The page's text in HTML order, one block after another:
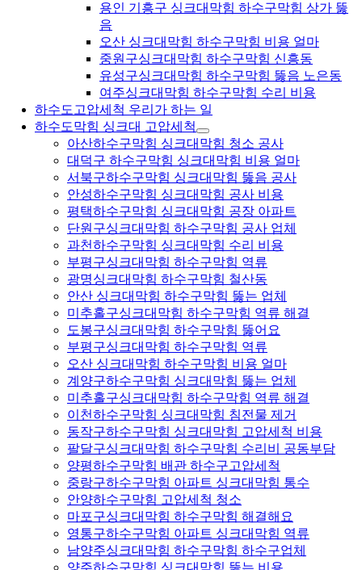
용인 기흥구 싱크대막힘 하수구막힘 상가 뚫
음
오산 싱크대막힘 하수구막힘 비용 얼마
중원구싱크대막힘 하수구막힘 신흥동
유성구싱크대막힘 하수구막힘 뚫음 노은동
여주싱크대막힘 하수구막힘 수리 비용
하수도고압세척 우리가 하는 일
하수도막힘 싱크대 고압세척
아산하수구막힘 싱크대막힘 청소 공사
대덕구 하수구막힘 싱크대막힘 비용 얼마
서북구하수구막힘 싱크대막힘 뚫음 공사
안성하수구막힘 싱크대막힘 공사 비용
평택하수구막힘 싱크대막힘 공장 아파트
단원구싱크대막힘 하수구막힘 공사 업체
과천하수구막힘 싱크대막힘 수리 비용
부평구싱크대막힘 하수구막힘 역류
광명싱크대막힘 하수구막힘 철산동
안산 싱크대막힘 하수구막힘 뚫는 업체
미추홀구싱크대막힘 하수구막힘 역류 해결
도봉구싱크대막힘 하수구막힘 뚫어요
부평구싱크대막힘 하수구막힘 역류
오산 싱크대막힘 하수구막힘 비용 얼마
계양구하수구막힘 싱크대막힘 뚫는 업체
미추홀구싱크대막힘 하수구막힘 역류 해결
이천하수구막힘 싱크대막힘 침전물 제거
동작구하수구막힘 싱크대막힘 고압세척 비용
팔달구싱크대막힘 하수구막힘 수리비 공동부담
양평하수구막힘 배관 하수구고압세척
중랑구하수구막힘 아파트 싱크대막힘 통수
안양하수구막힘 고압세척 청소
마포구싱크대막힘 하수구막힘 해결해요
영통구하수구막힘 아파트 싱크대막힘 역류
남양주싱크대막힘 하수구막힘 하수구업체
양주하수구막힘 싱크대막힘 뚫는 비용